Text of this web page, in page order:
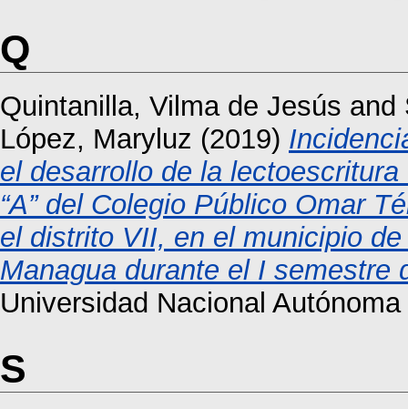
Q
Quintanilla, Vilma de Jesús and
López, Maryluz (2019)
el desarrollo de la
“A” del Colegio Público Omar
el distrito VII, en el municipio
Managua durante el I semestre
Universidad Nacional
S